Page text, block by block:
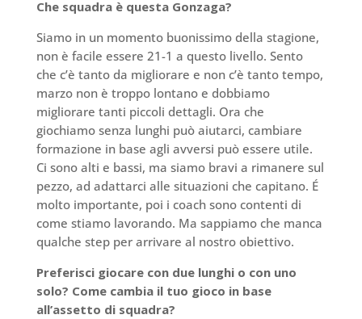
Che squadra è questa Gonzaga?
Siamo in un momento buonissimo della stagione,
non è facile essere 21-1 a questo livello. Sento
che c’è tanto da migliorare e non c’è tanto tempo,
marzo non è troppo lontano e dobbiamo
migliorare tanti piccoli dettagli. Ora che
giochiamo senza lunghi può aiutarci, cambiare
formazione in base agli avversi può essere utile.
Ci sono alti e bassi, ma siamo bravi a rimanere sul
pezzo, ad adattarci alle situazioni che capitano. É
molto importante, poi i coach sono contenti di
come stiamo lavorando. Ma sappiamo che manca
qualche step per arrivare al nostro obiettivo.
Preferisci giocare con due lunghi o con uno
solo? Come cambia il tuo gioco in base
all’assetto di squadra?